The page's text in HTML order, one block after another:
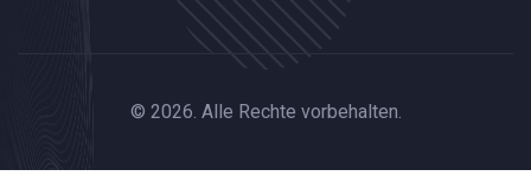
© 2026. Alle Rechte vorbehalten.